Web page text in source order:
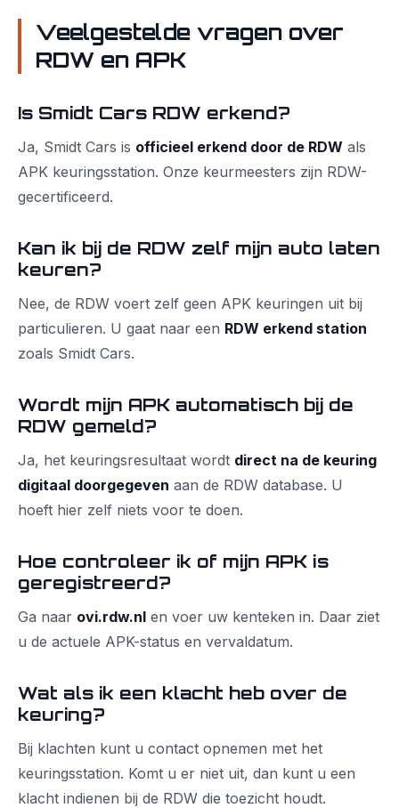
Veelgestelde vragen over
RDW en APK
Is Smidt Cars RDW erkend?
Ja, Smidt Cars is officieel erkend door de RDW als
APK keuringsstation. Onze keurmeesters zijn RDW-
gecertificeerd.
Kan ik bij de RDW zelf mijn auto laten
keuren?
Nee, de RDW voert zelf geen APK keuringen uit bij
particulieren. U gaat naar een RDW erkend station
zoals Smidt Cars.
Wordt mijn APK automatisch bij de
RDW gemeld?
Ja, het keuringsresultaat wordt direct na de keuring
digitaal doorgegeven aan de RDW database. U
hoeft hier zelf niets voor te doen.
Hoe controleer ik of mijn APK is
geregistreerd?
Ga naar ovi.rdw.nl en voer uw kenteken in. Daar ziet
u de actuele APK-status en vervaldatum.
Wat als ik een klacht heb over de
keuring?
Bij klachten kunt u contact opnemen met het
keuringsstation. Komt u er niet uit, dan kunt u een
klacht indienen bij de RDW die toezicht houdt.